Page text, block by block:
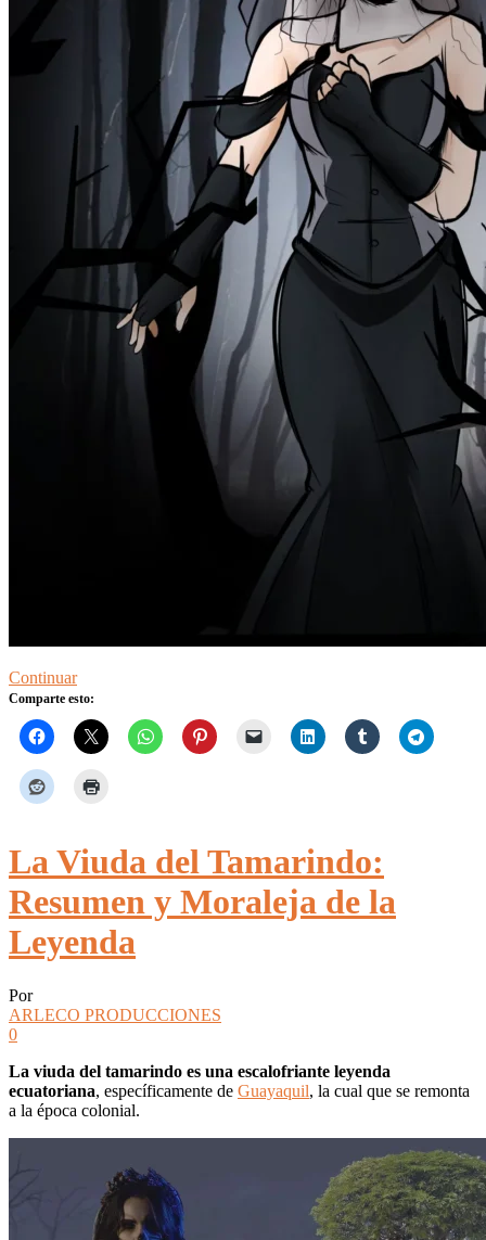
Continuar
Comparte esto:
La Viuda del Tamarindo:
Resumen y Moraleja de la
Leyenda
Por
ARLECO PRODUCCIONES
0
La viuda del tamarindo es una escalofriante leyenda
ecuatoriana, específicamente de Guayaquil, la cual que se remonta
a la época colonial.